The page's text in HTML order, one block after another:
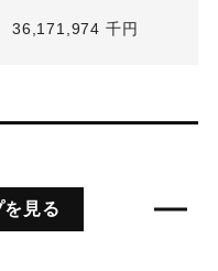
36,171,974 千円
を見る